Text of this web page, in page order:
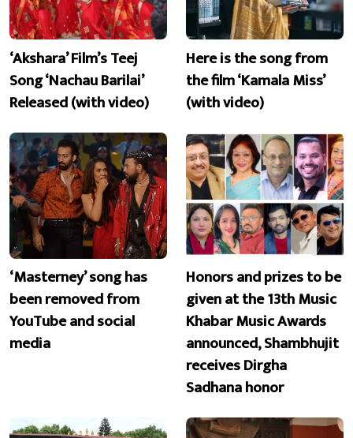
‘Akshara’ Film’s Teej
Song ‘Nachau Barilai’
Released (with video)
Here is the song from
the film ‘Kamala Miss’
(with video)
‘Masterney’ song has
been removed from
YouTube and social
media
Honors and prizes to be
given at the 13th Music
Khabar Music Awards
announced, Shambhujit
receives Dirgha
Sadhana honor